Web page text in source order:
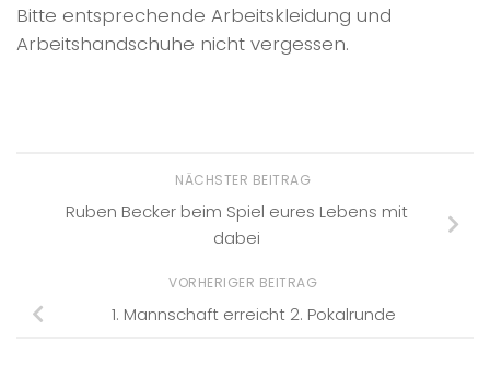
Bitte entsprechende Arbeitskleidung und
Arbeitshandschuhe nicht vergessen.
NÄCHSTER BEITRAG
Ruben Becker beim Spiel eures Lebens mit
dabei
VORHERIGER BEITRAG
1. Mannschaft erreicht 2. Pokalrunde